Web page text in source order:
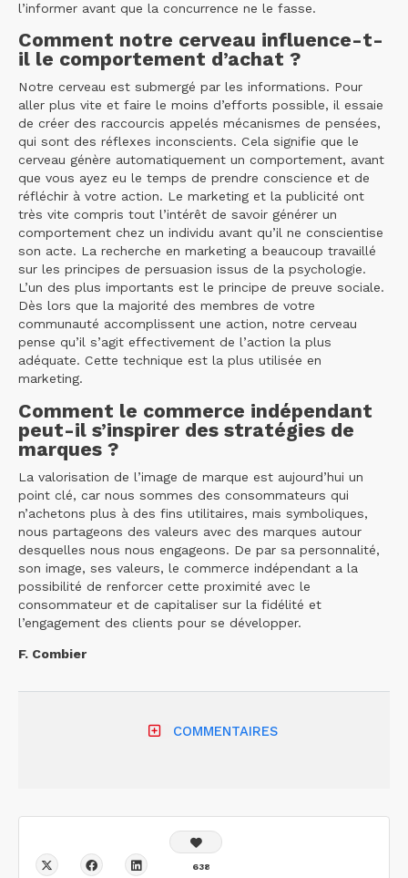
l’informer avant que la concurrence ne le fasse.
Comment notre cerveau influence-t-
il le comportement d’achat ?
Notre cerveau est submergé par les informations. Pour
aller plus vite et faire le moins d’efforts possible, il essaie
de créer des raccourcis appelés mécanismes de pensées,
qui sont des réflexes inconscients. Cela signifie que le
cerveau génère automatiquement un comportement, avant
que vous ayez eu le temps de prendre conscience et de
réfléchir à votre action. Le marketing et la publicité ont
très vite compris tout l’intérêt de savoir générer un
comportement chez un individu avant qu’il ne conscientise
son acte. La recherche en marketing a beaucoup travaillé
sur les principes de persuasion issus de la psychologie.
L’un des plus importants est le principe de preuve sociale.
Dès lors que la majorité des membres de votre
communauté accomplissent une action, notre cerveau
pense qu’il s’agit effectivement de l’action la plus
adéquate. Cette technique est la plus utilisée en
marketing.
Comment le commerce indépendant
peut-il s’inspirer des stratégies de
marques ?
La valorisation de l’image de marque est aujourd’hui un
point clé, car nous sommes des consommateurs qui
n’achetons plus à des fins utilitaires, mais symboliques,
nous partageons des valeurs avec des marques autour
desquelles nous nous engageons. De par sa personnalité,
son image, ses valeurs, le commerce indépendant a la
possibilité de renforcer cette proximité avec le
consommateur et de capitaliser sur la fidélité et
l’engagement des clients pour se développer.
F. Combier
COMMENTAIRES
638